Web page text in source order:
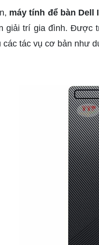
máy tính để bàn Dell
giải trí gia đình. Được
tác vụ cơ bản như